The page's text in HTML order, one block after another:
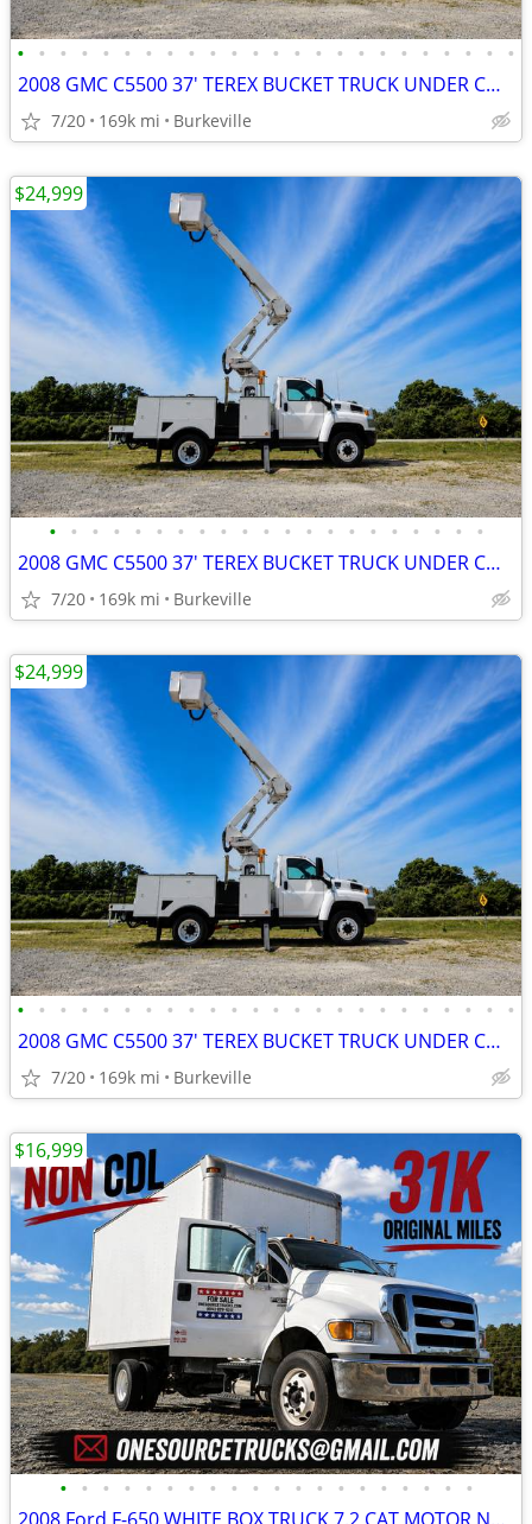
• • • • • • • • • • • • • • • • • • • • • • • •
2008 GMC C5500 37' TEREX BUCKET TRUCK UNDER CDL 6.6 DURAMAX
7/20 169k mi Burkeville
• • • • • • • • • • • • • • • • • • • • •
2008 GMC C5500 37' TEREX BUCKET TRUCK UNDER CDL 6.6 DURAMAX
7/20 169k mi Burkeville
$24,999
• • • • • • • • • • • • • • • • • • • • • • • •
2008 GMC C5500 37' TEREX BUCKET TRUCK UNDER CDL 6.6 DURAMAX
7/20 169k mi Burkeville
$24,999
• • • • • • • • • • • • • • • • • • • •
$16,999